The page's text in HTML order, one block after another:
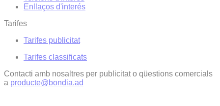
Enllaços d'interés
Tarifes
Tarifes publicitat
Tarifes classificats
Contacti amb nosaltres per publicitat o qüestions comercials
a producte@bondia.ad